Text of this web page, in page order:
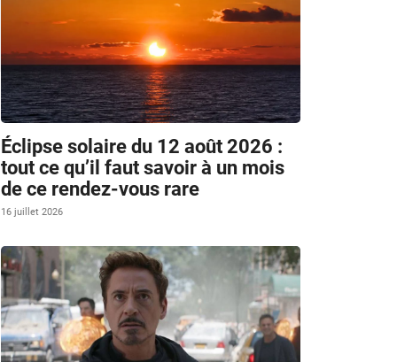
Éclipse solaire du 12 août 2026 :
tout ce qu’il faut savoir à un mois
de ce rendez-vous rare
16 juillet 2026